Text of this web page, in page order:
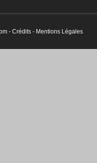
- Crédits - Mentions Légales